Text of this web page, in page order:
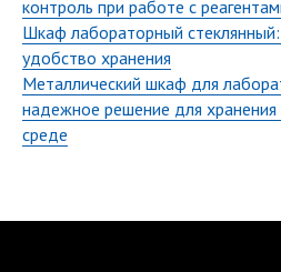
контроль при работе с
Шкаф лабораторный
удобство хранения
Металлический шкаф для
надежное решение для
среде